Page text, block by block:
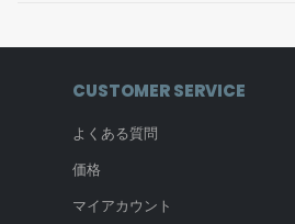
CUSTOMER SERVICE
よくある質問
価格
マイアカウント